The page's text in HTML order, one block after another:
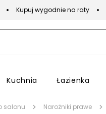
Kupuj wygodnie na raty
Kuchnia Łazienka
salonu Narożniki prawe